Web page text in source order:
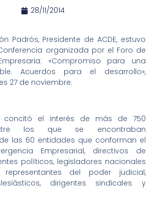
28/11/2014
Padrós, Presidente de ACDE, estuvo
organizada por el Foro de
«Compromiso para una
Acuerdos para el desarrollo»,
27 de noviembre.
concitó el interés de más de 750
los que se encontraban
las 60 entidades que conforman el
Empresarial, directivos de
políticos, legisladores nacionales
representantes del poder judicial,
dirigentes sindicales y